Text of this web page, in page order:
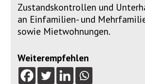
Zustandskontrollen und
an Einfamilien- und
sowie Mietwohnungen.
Weiterempfehlen